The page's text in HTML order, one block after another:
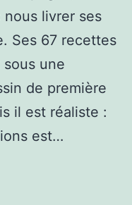
nous livrer ses
Ses 67 recettes
une
de première
il est réaliste :
est…